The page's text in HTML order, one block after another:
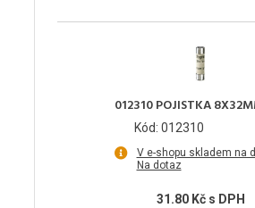
012310 POJISTKA
Kód: 012310
V e-shopu skladem na
Na dotaz
31.80 Kč s DPH